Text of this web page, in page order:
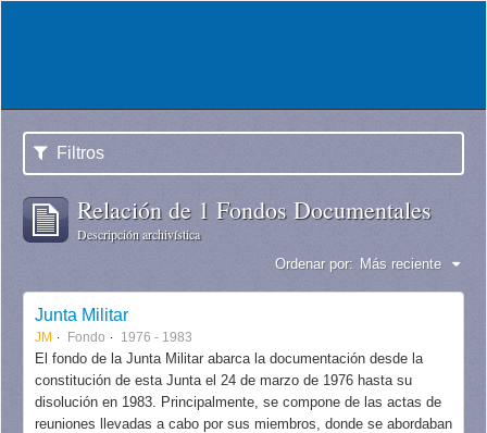
Filtros
Relación de 1 Fondos Documentales
Descripción archivística
Ordenar por: Más reciente
Junta Militar
JM Fondo 1976 - 1983
El fondo de la Junta Militar abarca la documentación desde la
constitución de esta Junta el 24 de marzo de 1976 hasta su
disolución en 1983. Principalmente, se compone de las actas de
reuniones llevadas a cabo por sus miembros, donde se abordaban